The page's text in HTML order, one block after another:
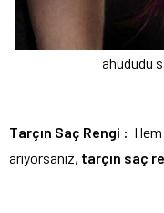
ahududu
Tarçın Saç Rengi :
arıyorsanız, tarçın saç